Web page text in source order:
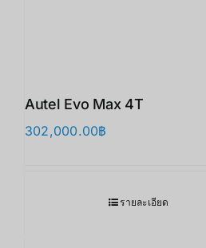
Autel Evo Max 4T
302,000.00฿
รายละเอียด